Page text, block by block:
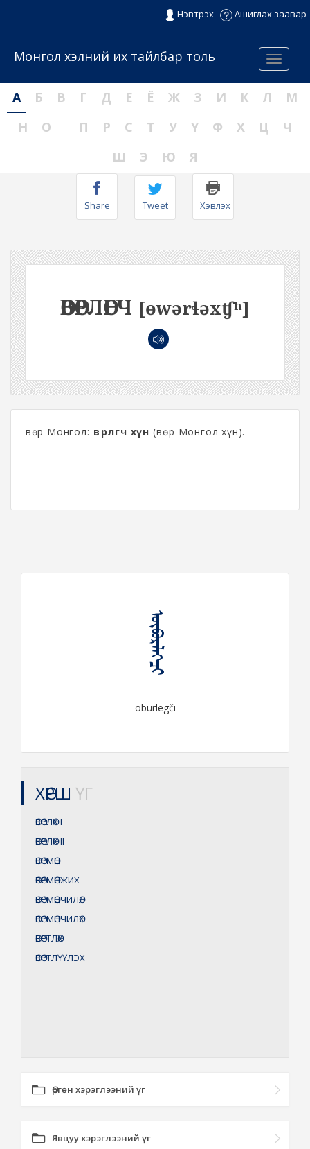
Нэвтрэх Ашиглах заавар
Menu
Монгол хэлний их тайлбар толь
А Б В Г Д Е Ё Ж З И К Л
М
Н
О П Р С Т У Ү Ф Х Ц
Ч
Ш
Э Ю Я
Share Tweet Хэвлэх
ӨВӨРЛӨГЧ [ɵwərɬəxʧʰ]
Өвөр Монгол: өвөрлөгч хүн (Өвөр Монгол хүн).
ᠥᠪᠦᠷᠯᠡᠭᠴᠢ
öbürlegči
ХӨРШ ҮГ
ӨВӨРЛӨХI
ӨВӨРЛӨХII
ӨВӨРМӨЦ
ӨВӨРМӨЦЖИХ
ӨВӨРМӨЦЧИЛӨЛ
ӨВӨРМӨЦЧИЛӨХ
ӨВӨРТЛӨХ
ӨВӨРТЛҮҮЛЭХ
Өргөн хэрэглээний үг
Явцуу хэрэглээний үг